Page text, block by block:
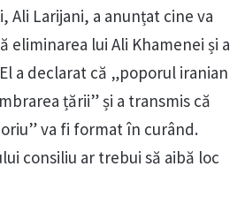
Ali Larijani, a anunțat cine va
eliminarea lui Ali Khamenei și a
a declarat că „poporul iranian
țării” și a transmis că
va fi format în curând.
consiliu ar trebui să aibă loc